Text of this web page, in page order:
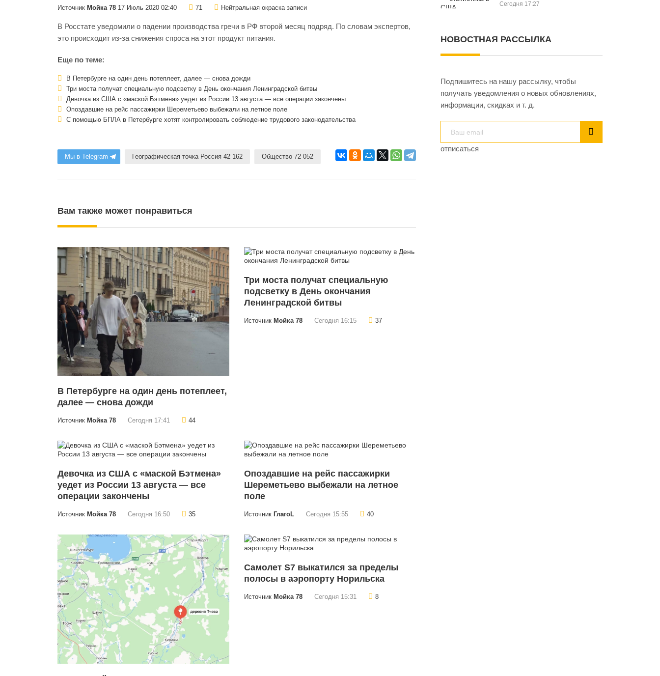
Источник Мойка 78 17 Июль 2020 02:40 71 Нейтральная окраска записи
В Росстате уведомили о падении производства гречи в РФ второй месяц подряд. По словам экспертов,
это происходит из-за снижения спроса на этот продукт питания.
Еще по теме:
В Петербурге на один день потеплеет, далее — снова дожди
Три моста получат специальную подсветку в День окончания Ленинградской битвы
Девочка из США с «маской Бэтмена» уедет из России 13 августа — все операции закончены
Опоздавшие на рейс пассажирки Шереметьево выбежали на летное поле
С помощью БПЛА в Петербурге хотят контролировать соблюдение трудового законодательства
Мы в Telegram Географическая точка Россия 42 162 Общество 72 052
Вам также может понравиться
В Петербурге на один день потеплеет,
далее — снова дожди
Источник Мойка 78 Сегодня 17:41 44
Три моста получат специальную
подсветку в День окончания
Ленинградской битвы
Источник Мойка 78 Сегодня 16:15 37
Девочка из США с «маской Бэтмена»
уедет из России 13 августа — все
операции закончены
Источник Мойка 78 Сегодня 16:50 35
Опоздавшие на рейс пассажирки
Шереметьево выбежали на летное
поле
Источник ГлагоL Сегодня 15:55 40
Самолет S7 выкатился за пределы
полосы в аэропорту Норильска
Источник Мойка 78 Сегодня 15:31 8
Сегодня 17:27
НОВОСТНАЯ РАССЫЛКА
Подпишитесь на нашу рассылку, чтобы
получать уведомления о новых обновлениях,
информации, скидках и т. д.
отписаться